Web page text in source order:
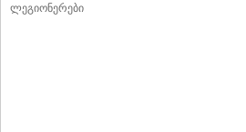
ლეგიონერები